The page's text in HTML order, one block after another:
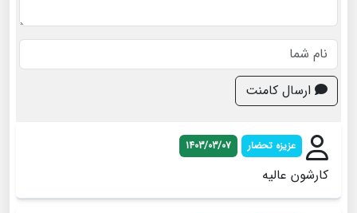
ارسال کامنت
عزیزه تحضار 1403/03/07
کارشون عالیه